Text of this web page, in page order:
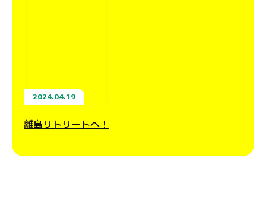
2024.04.19
離島リトリートへ！